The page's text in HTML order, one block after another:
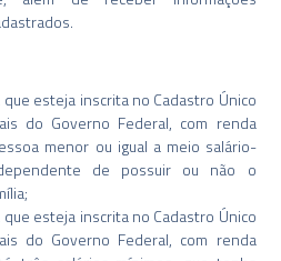
que esteja inscrita no Cadastro Único
do Governo Federal, com renda
menor ou igual a meio salário-
de possuir ou não o
que esteja inscrita no Cadastro Único
do Governo Federal, com renda